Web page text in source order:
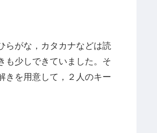
らがな，カタカナなどは読
も少しできていました。そ
きを用意して，２人のキー